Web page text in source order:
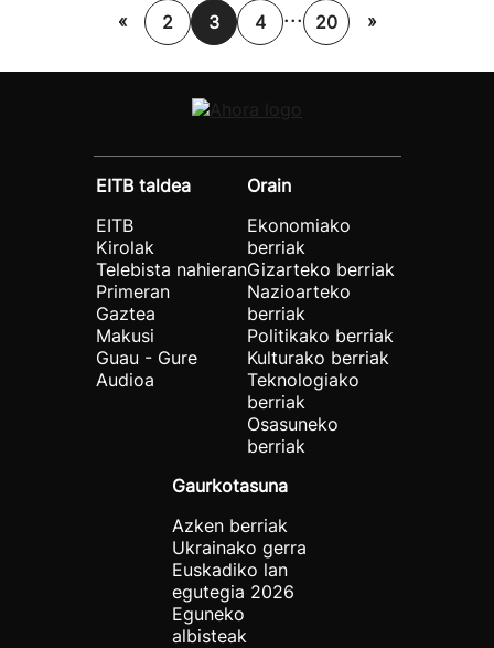
« 2 3 4 ... 20 »
EITB taldea
EITB
Kirolak
Telebista nahieran
Primeran
Gaztea
Makusi
Guau - Gure
Audioa
Orain
Ekonomiako
berriak
Gizarteko berriak
Nazioarteko
berriak
Politikako berriak
Kulturako berriak
Teknologiako
berriak
Osasuneko
berriak
Gaurkotasuna
Azken berriak
Ukrainako gerra
Euskadiko lan
egutegia 2026
Eguneko
albisteak